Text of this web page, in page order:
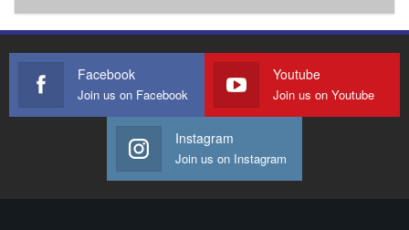
Facebook
Join us on Facebook
Youtube
Join us on Youtube
Instagram
Join us on Instagram